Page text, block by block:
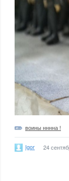
воины нннна !
Igor 24